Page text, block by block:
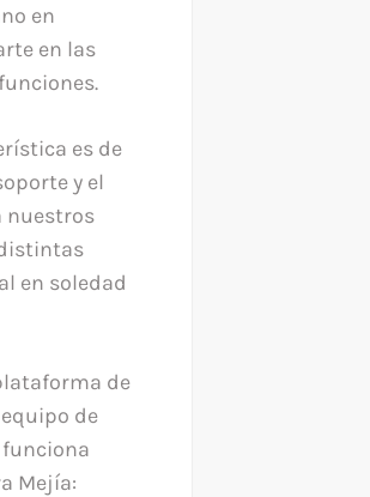
en
en las
es de
y el
nuestros
en soledad
de
de
Mejía: